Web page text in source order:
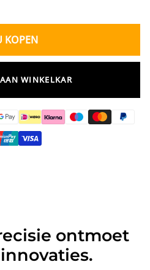
KOPEN
WINKELKAR
ontmoet